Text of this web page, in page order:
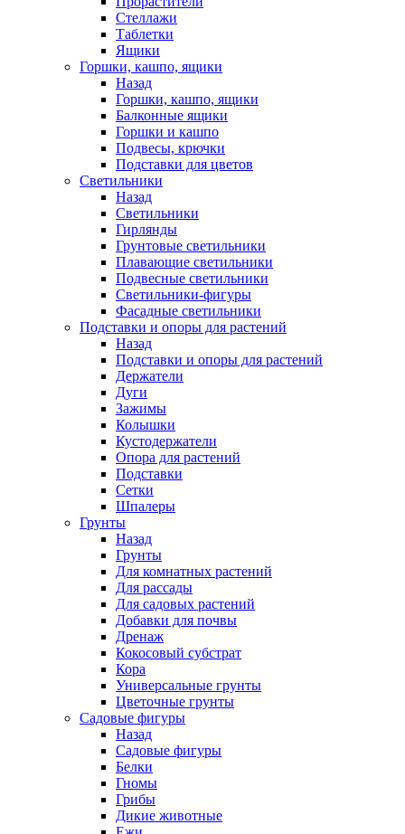
Стеллажи
Таблетки
Ящики
Горшки, кашпо, ящики
Назад
Горшки, кашпо, ящики
Балконные ящики
Горшки и кашпо
Подвесы, крючки
Подставки для цветов
Светильники
Назад
Светильники
Гирлянды
Грунтовые светильники
Плавающие светильники
Подвесные светильники
Светильники-фигуры
Фасадные светильники
Подставки и опоры для растений
Назад
Подставки и опоры для растений
Держатели
Дуги
Зажимы
Колышки
Кустодержатели
Опора для растений
Подставки
Сетки
Шпалеры
Грунты
Назад
Грунты
Для комнатных растений
Для рассады
Для садовых растений
Добавки для почвы
Дренаж
Кокосовый субстрат
Кора
Универсальные грунты
Цветочные грунты
Садовые фигуры
Назад
Садовые фигуры
Белки
Гномы
Грибы
Дикие животные